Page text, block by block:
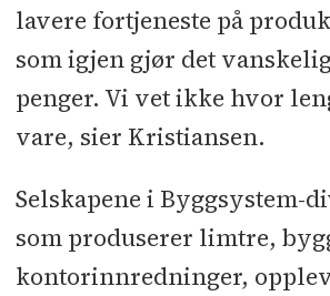
lavere fortjeneste på
som igjen gjør det
penger. Vi vet ikke hvor
vare, sier Kristiansen.
Selskapene i Byggsystem-
som produserer limtre,
kontorinnredninger,